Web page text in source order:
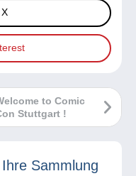
to Comic
Stuttgart !
Sammlung